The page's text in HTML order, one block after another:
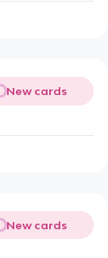
New cards
New cards